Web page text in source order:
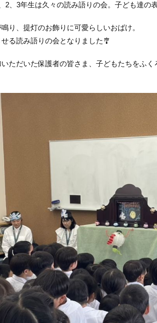
2、3年生は久々の読み語りの会。子ども達の
り、提灯のお飾りに可愛らしいおばけ。
る読み語りの会となりました🎐
ただいた保護者の皆さま、子どもたちをふ